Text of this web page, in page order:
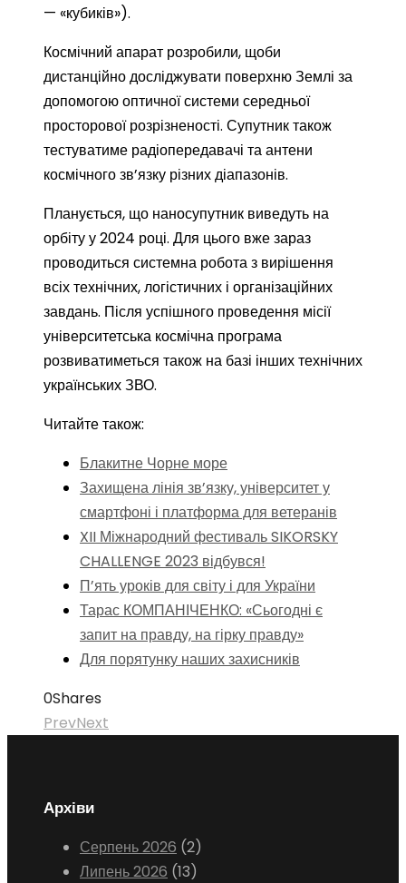
— «кубиків»).
Космічний апарат розробили, щоби
дистанційно досліджувати поверхню Землі за
допомогою оптичної системи середньої
просторової розрізненості. Супутник також
тестуватиме радіопередавачі та антени
космічного зв’язку різних діапазонів.
Планується, що наносупутник виведуть на
орбіту у 2024 році. Для цього вже зараз
проводиться системна робота з вирішення
всіх технічних, логістичних і організаційних
завдань. Після успішного проведення місії
університетська космічна програма
розвиватиметься також на базі інших технічних
українських ЗВО.
Читайте також:
Блакитне Чорне море
Захищена лінія зв’язку, університет у
смартфоні і платформа для ветеранів
XII Міжнародний фестиваль SIKORSKY
CHALLENGE 2023 відбувся!
П’ять уроків для світу і для України
Тарас КОМПАНІЧЕНКО: «Сьогодні є
запит на правду, на гірку правду»
Для порятунку наших захисників
0Shares
PrevNext
Архіви
Серпень 2026 (2)
Липень 2026 (13)